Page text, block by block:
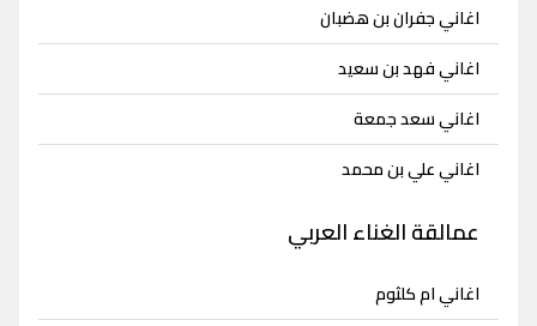
اغاني جفران بن هضبان
اغاني فهد بن سعيد
اغاني سعد جمعة
اغاني علي بن محمد
عمالقة الغناء العربي
اغاني ام كلثوم